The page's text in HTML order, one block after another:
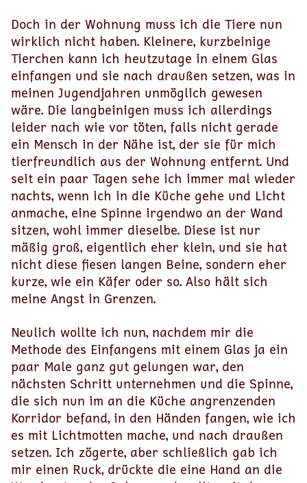
Doch in der Wohnung muss ich die Tiere nun
wirklich nicht haben. Kleinere, kurzbeinige
Tierchen kann ich heutzutage in einem Glas
einfangen und sie nach draußen setzen, was in
meinen Jugendjahren unmöglich gewesen
wäre. Die langbeinigen muss ich allerdings
leider nach wie vor töten, falls nicht gerade
ein Mensch in der Nähe ist, der sie für mich
tierfreundlich aus der Wohnung entfernt. Und
seit ein paar Tagen sehe ich immer mal wieder
nachts, wenn ich in die Küche gehe und Licht
anmache, eine Spinne irgendwo an der Wand
sitzen, wohl immer dieselbe. Diese ist nur
mäßig groß, eigentlich eher klein, und sie hat
nicht diese fiesen langen Beine, sondern eher
kurze, wie ein Käfer oder so. Also hält sich
meine Angst in Grenzen.
Neulich wollte ich nun, nachdem mir die
Methode des Einfangens mit einem Glas ja ein
paar Male ganz gut gelungen war, den
nächsten Schritt unternehmen und die Spinne,
die sich nun im an die Küche angrenzenden
Korridor befand, in den Händen fangen, wie ich
es mit Lichtmotten mache, und nach draußen
setzen. Ich zögerte, aber schließlich gab ich
mir einen Ruck, drückte die eine Hand an die